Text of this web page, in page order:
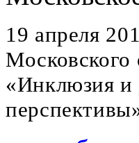
19 апреля
«Инклюзия и